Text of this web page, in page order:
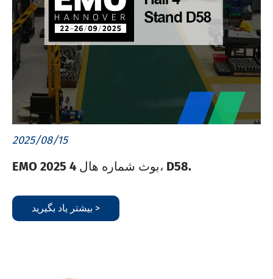
2025/08/15
EMO 2025 بوث شماره هال 4، D58.
بیشتر یاد بگیرید >